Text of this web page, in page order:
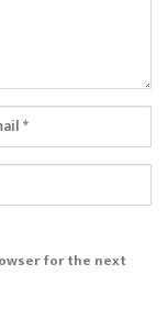
for the next